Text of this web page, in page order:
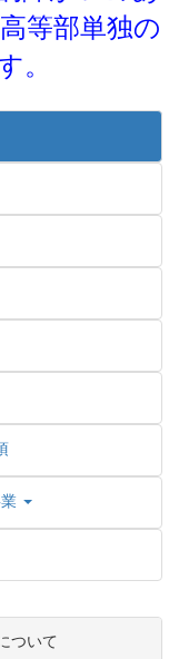
高等部単独の
。
ついて